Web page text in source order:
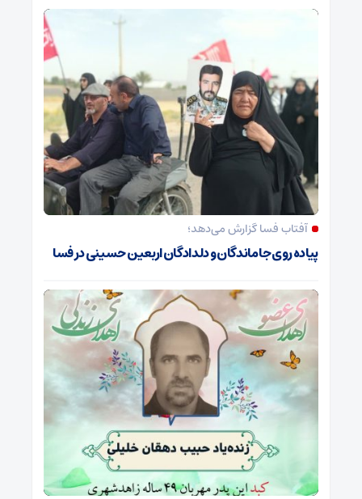
آفتاب فسا گزارش می‌دهد؛
پیاده روی جاماندگان و دلدادگان اربعین حسینی در فسا